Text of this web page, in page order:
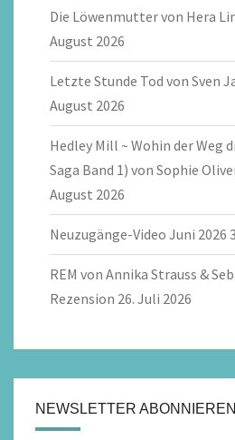
Die Löwenmutter von Hera
August 2026
Letzte Stunde Tod von Sven
August 2026
Hedley Mill ~ Wohin der Weg
Saga Band 1) von Sophie
August 2026
Neuzugänge-Video Juni 2026
REM von Annika Strauss &
Rezension 26. Juli 2026
NEWSLETTER ABONNIEREN